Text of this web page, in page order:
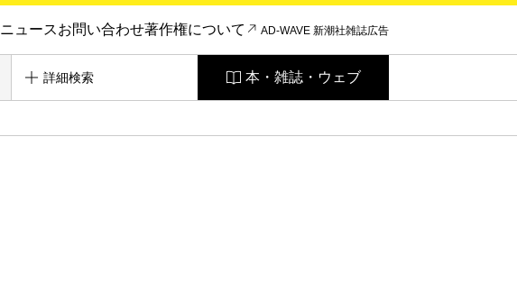
ニュースお問い合わせ著作権について AD-WAVE 新潮社雑誌広告
詳細検索 本・雑誌・ウェブ